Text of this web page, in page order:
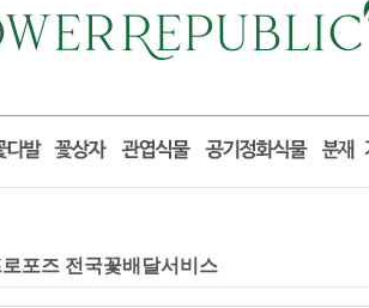
포즈 전국꽃배달서비스